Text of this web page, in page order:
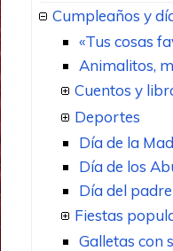
Cumpleaños y
«Tus cosas
Animalitos,
Cuentos y
Deportes
Día de la
Día de los
Día del padre
Fiestas
Galletas con